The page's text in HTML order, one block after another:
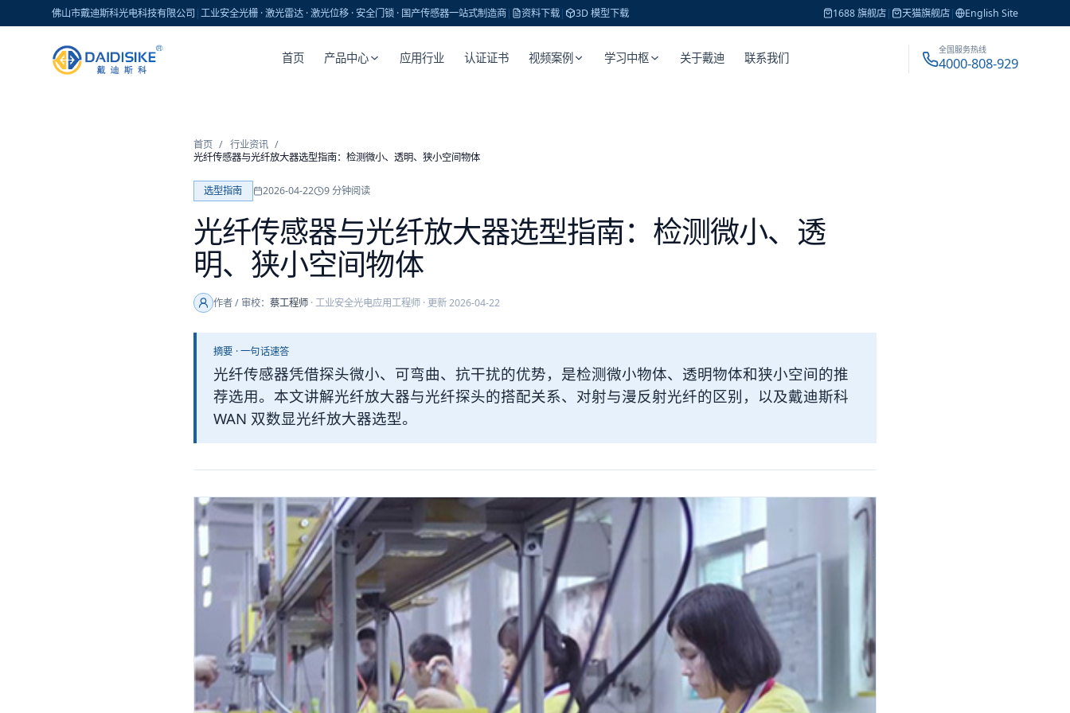
佛山市戴迪斯科光电科技有限公司 |工业安全光栅 · 激光雷达 · 激光位移 · 安全门锁 · 国产传感器一站式制造商| 资料下载| 3D 模型下载 1688 旗舰店| 天猫旗舰店| English Site
首页 产品中心 应用行业 认证证书 视频案例 学习中枢 关于戴迪 联系我们
全国服务热线
4000-808-929
首页 / 行业资讯 /
光纤传感器与光纤放大器选型指南：检测微小、透明、狭小空间物体
选型指南 2026-04-22 9分钟阅读
光纤传感器与光纤放大器选型指南：检测微小、透
明、狭小空间物体
作者 / 审校： 蔡工程师·工业安全光电应用工程师· 更新2026-04-22
摘要 · 一句话速答
光纤传感器凭借探头微小、可弯曲、抗干扰的优势，是检测微小物体、透明物体和狭小空间的推
荐选用。本文讲解光纤放大器与光纤探头的搭配关系、对射与漫反射光纤的区别，以及戴迪斯科
WAN 双数显光纤放大器选型。